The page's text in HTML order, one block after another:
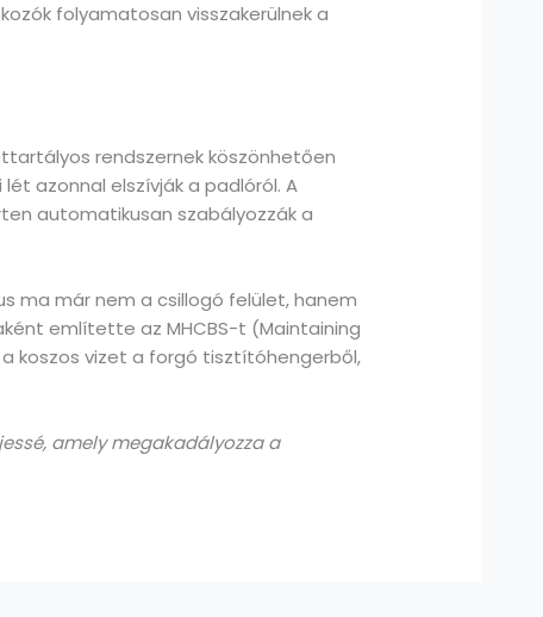
folyamatosan visszakerülnek a
rendszernek köszönhetően
azonnal elszívják a padlóról. A
automatikusan szabályozzák a
ma már nem a csillogó felület, hanem
említette az MHCBS-t (Maintaining
koszos vizet a forgó tisztítóhengerből,
amely megakadályozza a